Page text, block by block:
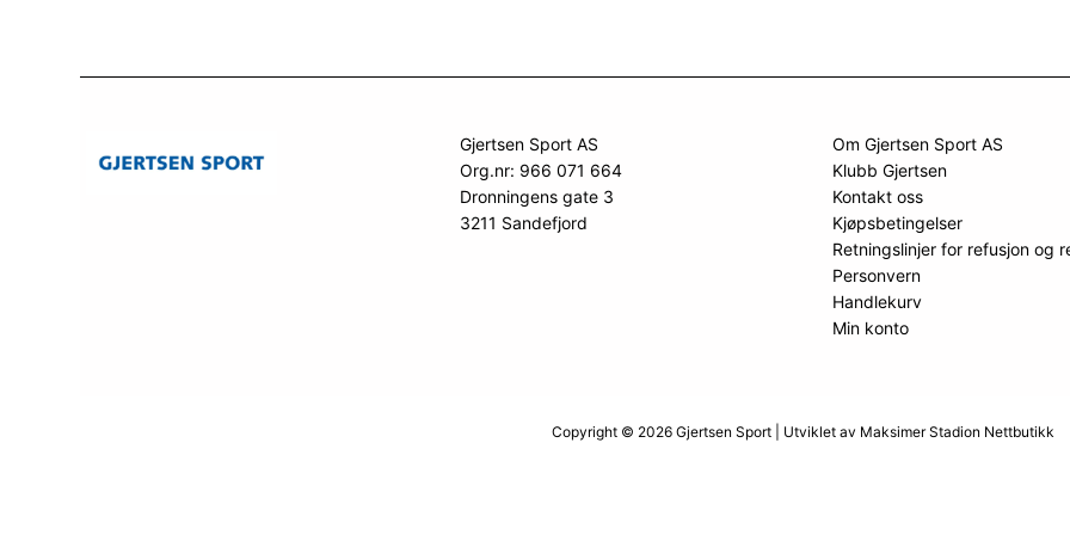
Gjertsen Sport AS
Org.nr: 966 071 664
Dronningens gate 3
3211 Sandefjord
Om Gjertsen Sport AS
Klubb Gjertsen
Kontakt oss
Kjøpsbetingelser
Retningslinjer for refusjon og
Personvern
Handlekurv
Min konto
Copyright © 2026 Gjertsen Sport | Utviklet av Maksimer Stadion Nettbutikk